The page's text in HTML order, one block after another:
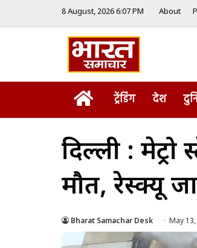
8 August, 2026 6:07 PM About
Homeट्रेंडिंग देश
दिल्ली :
मौत, रेस्क्यू
Bharat Samachar Desk May